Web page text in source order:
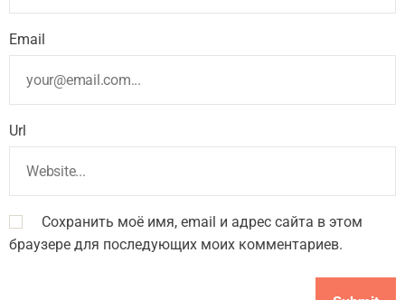
Email
Url
Сохранить моё имя, email и адрес сайта в этом
браузере для последующих моих комментариев.